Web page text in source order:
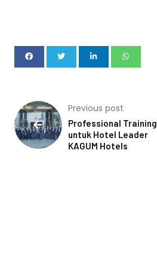
Previous post
Professional Training
untuk Hotel Leader
KAGUM Hotels